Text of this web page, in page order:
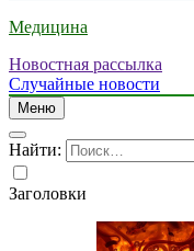
Медицина
Новостная рассылка
Случайные новости
Меню
Найти:
Заголовки